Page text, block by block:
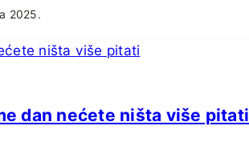
2025.
dan nećete ništa više pitati